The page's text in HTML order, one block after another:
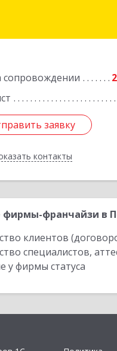
сопровождении
заявку
контакты
заявку
Назад
фирмы-франчайзи в
клиентов
специалистов,
у фирмы статуса